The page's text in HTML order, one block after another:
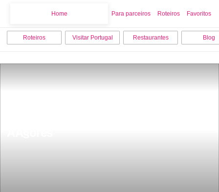
Home Para parceiros Roteiros Favoritos
Roteiros Visitar Portugal Restaurantes Blog